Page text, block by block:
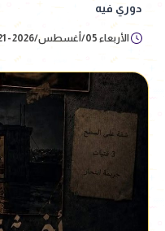
دوري فيه
الأربعاء 05/أغسطس/2026 - 07:21 م